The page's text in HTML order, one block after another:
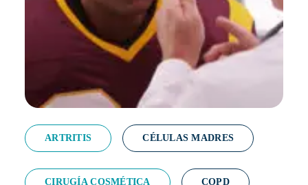
ARTRITIS CÉLULAS MADRES
CIRUGÍA COSMÉTICA COPD